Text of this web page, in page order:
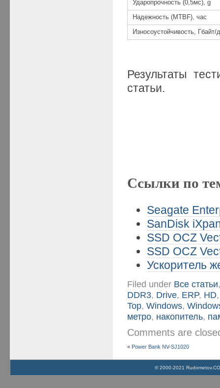
Ударопрочность (0,5мс), g
Надежность (MTBF), час
Износоустойчивость, Гбайт/
Результаты
статьи.
Ссылки по
Seagate
SanDisk
SSD OCZ
SSD OCZ
Ускоритель
Filed under Все статьи
DDR3, Drive, ERP, HD
Top,Windows,
метро, накопитель,
Comments are
« Power Bank NV-SJ1020
© 2000-2021